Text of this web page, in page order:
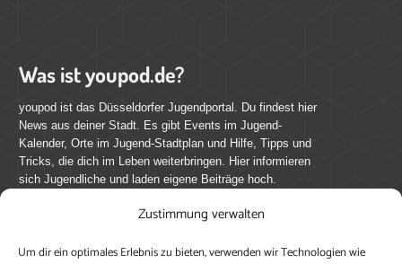
Zustimmung verwalten
Um dir ein optimales Erlebnis zu bieten, verwenden wir Technologien wie
Was ist youpod.de?
youpod ist das Düsseldorfer Jugendportal. Du findest hier
News aus deiner Stadt. Es gibt Events im Jugend-
Kalender, Orte im Jugend-Stadtplan und Hilfe, Tipps und
Tricks, die dich im Leben weiterbringen. Hier informieren
sich Jugendliche und laden eigene Beiträge hoch.
Mach mit bei youpod.de!